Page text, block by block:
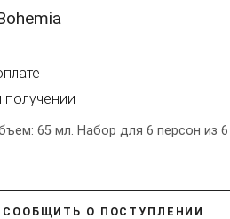
получении
65 мл. Набор для 6 персон из
СООБЩИТЬ О ПОСТУПЛЕНИИ